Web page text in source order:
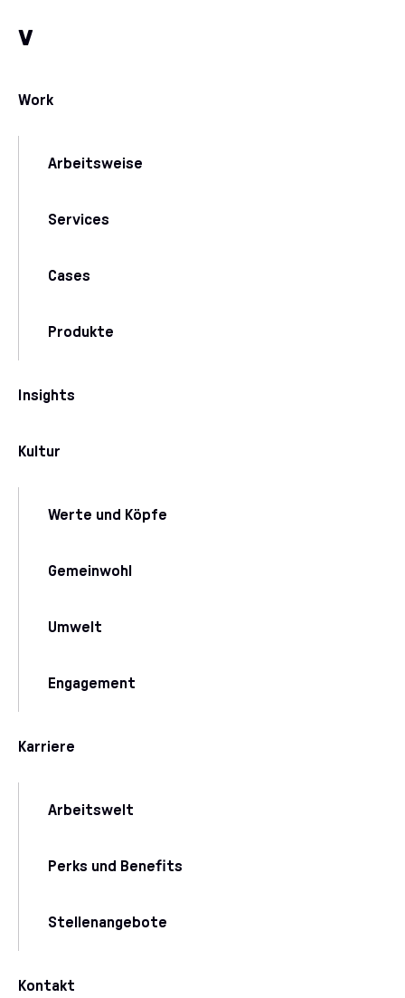
v
Work
Arbeitsweise
Services
Cases
Produkte
Insights
Kultur
Werte und Köpfe
Gemeinwohl
Umwelt
Engagement
Karriere
Arbeitswelt
Perks und Benefits
Stellenangebote
Kontakt